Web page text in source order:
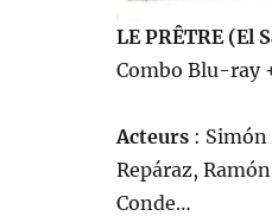
LE PRÊTRE (El
Combo Blu-ray
Acteurs: Simón
Repáraz,
Conde…